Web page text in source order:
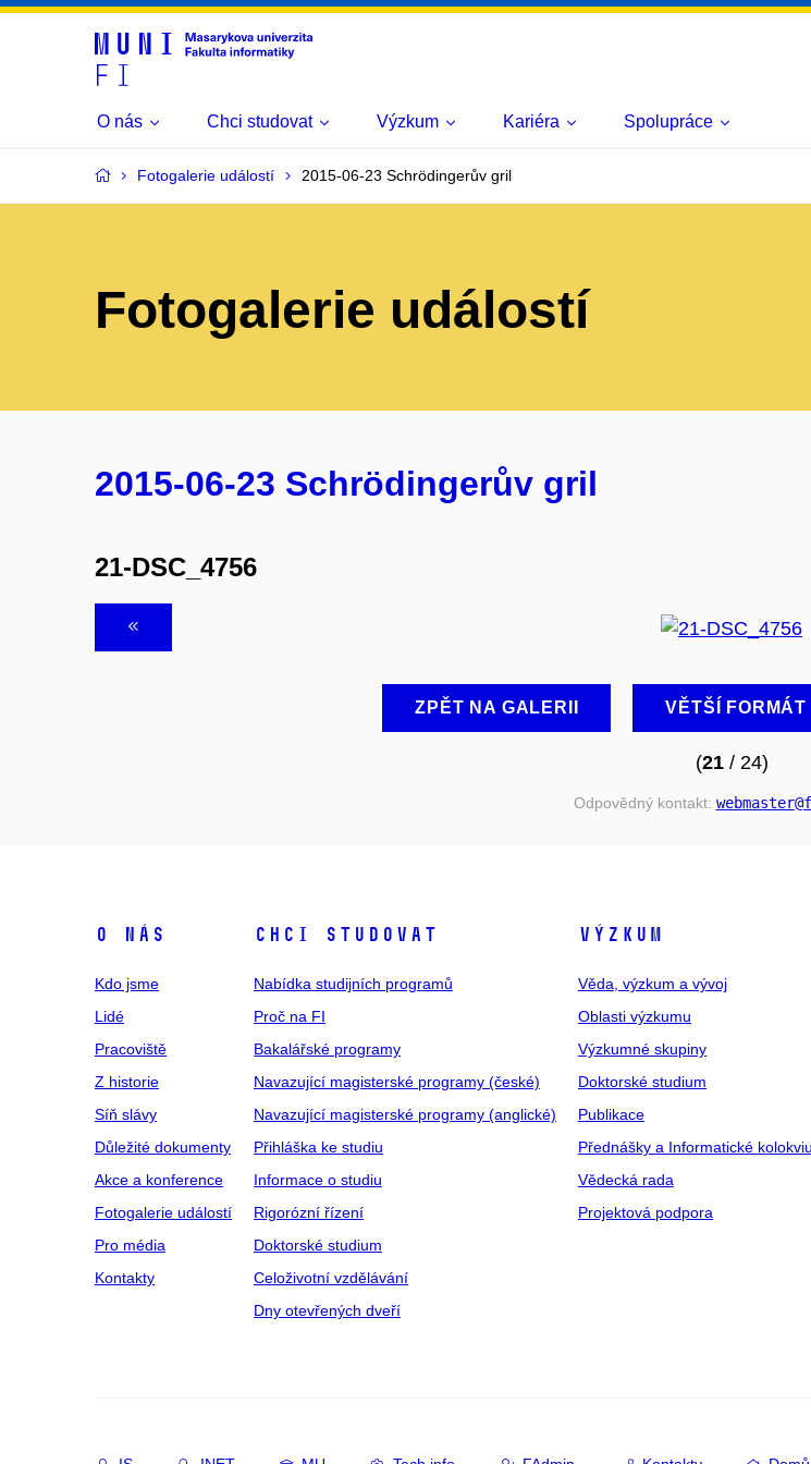
O nás Chci studovat Výzkum Kariéra Spolupráce
Fotogalerie událostí 2015-06-23 Schrödingerův gril
Fotogalerie událostí
2015-06-23 Schrödingerův gril
21-DSC_4756
ZPĚT NA GALERII VĚTŠÍ FORMÁT
(21/ 24)
Odpovědný kontakt: webmaster
O NÁS
Kdo jsme
Lidé
Pracoviště
Z historie
Síň slávy
Důležité dokumenty
Akce a konference
Fotogalerie událostí
Pro média
Kontakty
CHCI STUDOVAT
Nabídka studijních programů
Proč na FI
Bakalářské programy
Navazující magisterské programy (české)
Navazující magisterské programy (anglické)
Přihláška ke studiu
Informace o studiu
Rigorózní řízení
Doktorské studium
Celoživotní vzdělávání
Dny otevřených dveří
VÝZKUM
Věda, výzkum a vývoj
Oblasti výzkumu
Výzkumné skupiny
Doktorské studium
Publikace
Přednášky a Informatické
Vědecká rada
Projektová podpora